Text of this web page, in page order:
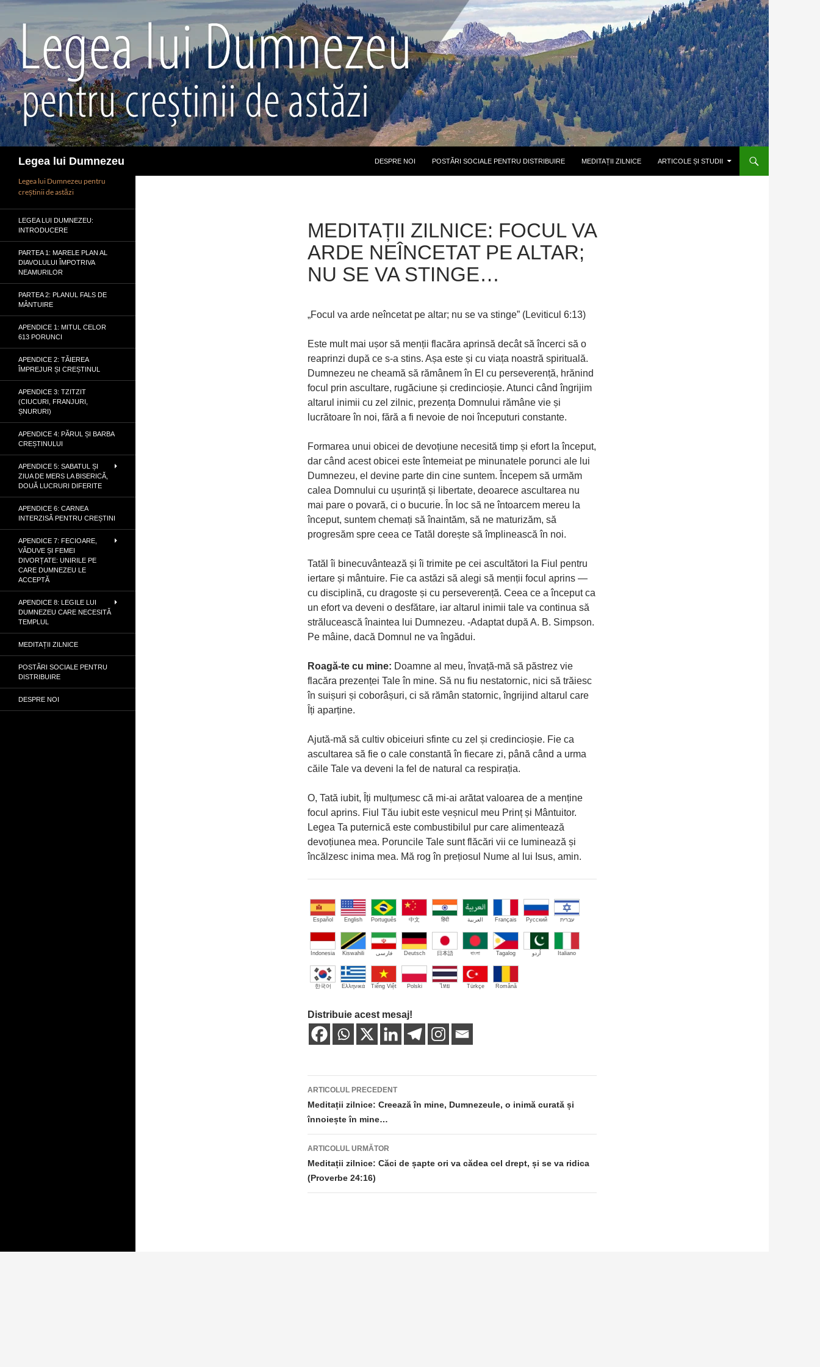
conținut
Legea lui Dumnezeu DESPRE NOI POSTĂRI SOCIALE PENTRU DISTRIBUIRE MEDITAȚII ZILNICE ARTICOLE ȘI STUDII
MEDITAȚII ZILNICE: FOCUL VA
ARDE NEÎNCETAT PE ALTAR;
NU SE VA STINGE…
„Focul va arde neîncetat pe altar; nu se va stinge” (Leviticul 6:13)
Este mult mai ușor să menții flacăra aprinsă decât să încerci să o
reaprinzi după ce s-a stins. Așa este și cu viața noastră spirituală.
Dumnezeu ne cheamă să rămânem în El cu perseverență, hrănind
focul prin ascultare, rugăciune și credincioșie. Atunci când îngrijim
altarul inimii cu zel zilnic, prezența Domnului rămâne vie și
lucrătoare în noi, fără a fi nevoie de noi începuturi constante.
Formarea unui obicei de devoțiune necesită timp și efort la început,
dar când acest obicei este întemeiat pe minunatele porunci ale lui
Dumnezeu, el devine parte din cine suntem. Începem să urmăm
calea Domnului cu ușurință și libertate, deoarece ascultarea nu
mai pare o povară, ci o bucurie. În loc să ne întoarcem mereu la
început, suntem chemați să înaintăm, să ne maturizăm, să
progresăm spre ceea ce Tatăl dorește să împlinească în noi.
Tatăl îi binecuvântează și îi trimite pe cei ascultători la Fiul pentru
iertare și mântuire. Fie ca astăzi să alegi să menții focul aprins —
cu disciplină, cu dragoste și cu perseverență. Ceea ce a început ca
un efort va deveni o desfătare, iar altarul inimii tale va continua să
strălucească înaintea lui Dumnezeu. -Adaptat după A. B. Simpson.
Pe mâine, dacă Domnul ne va îngădui.
Roagă-te cu mine: Doamne al meu, învață-mă să păstrez vie
flacăra prezenței Tale în mine. Să nu fiu nestatornic, nici să trăiesc
în suișuri și coborâșuri, ci să rămân statornic, îngrijind altarul care
Îți aparține.
Ajută-mă să cultiv obiceiuri sfinte cu zel și credincioșie. Fie ca
ascultarea să fie o cale constantă în fiecare zi, până când a urma
căile Tale va deveni la fel de natural ca respirația.
O, Tată iubit, Îți mulțumesc că mi-ai arătat valoarea de a menține
focul aprins. Fiul Tău iubit este veșnicul meu Prinț și Mântuitor.
Legea Ta puternică este combustibilul pur care alimentează
devoțiunea mea. Poruncile Tale sunt flăcări vii ce luminează și
încălzesc inima mea. Mă rog în prețiosul Nume al lui Isus, amin.
Español English Português 中文 हिंदी العربية Français Русский עברית
Indonesia Kiswahili فارسی Deutsch 日本語 বাংলা Tagalog اُردو Italiano
한국어 Ελληνικά Tiếng Việt Polski ไทย Türkçe Română
Distribuie acest mesaj!
Navigare
în
articole
ARTICOLUL PRECEDENT
Meditații zilnice: Creează în mine, Dumnezeule, o inimă curată și
înnoiește în mine…
ARTICOLUL URMĂTOR
Meditații zilnice: Căci de șapte ori va cădea cel drept, și se va ridica
(Proverbe 24:16)
Legea lui Dumnezeu pentru
creștinii de astăzi
LEGEA LUI DUMNEZEU:
INTRODUCERE
PARTEA 1: MARELE PLAN AL
DIAVOLULUI ÎMPOTRIVA
NEAMURILOR
PARTEA 2: PLANUL FALS DE
MÂNTUIRE
APENDICE 1: MITUL CELOR
613 PORUNCI
APENDICE 2: TĂIEREA
ÎMPREJUR ȘI CREȘTINUL
APENDICE 3: TZITZIT
(CIUCURI, FRANJURI,
ȘNURURI)
APENDICE 4: PĂRUL ȘI BARBA
CREȘTINULUI
APENDICE 5: SABATUL ȘI
ZIUA DE MERS LA BISERICĂ,
DOUĂ LUCRURI DIFERITE
APENDICE 6: CARNEA
INTERZISĂ PENTRU CREȘTINI
APENDICE 7: FECIOARE,
VĂDUVE ȘI FEMEI
DIVORȚATE: UNIRILE PE
CARE DUMNEZEU LE
ACCEPTĂ
APENDICE 8: LEGILE LUI
DUMNEZEU CARE NECESITĂ
TEMPLUL
MEDITAȚII ZILNICE
POSTĂRI SOCIALE PENTRU
DISTRIBUIRE
DESPRE NOI